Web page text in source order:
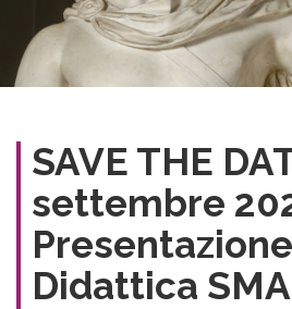
SAVE THE
settembre
Didattica SMA